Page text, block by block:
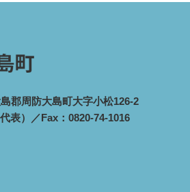
郡周防大島町大字小松126-2
表）／Fax：0820-74-1016